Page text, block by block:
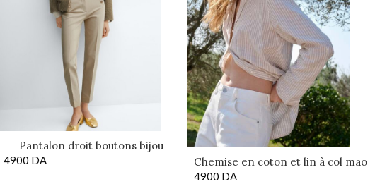
Pantalon droit boutons bijou
4900 DA Chemise en coton et lin à col mao
4900 DA